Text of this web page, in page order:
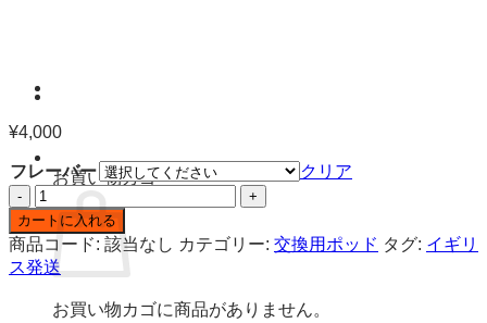
お買い物カゴ
お買い物カゴに商品がありません。
¥4,000
フレーバー
クリア
OXVA
Tasteflex
SL
12K
ニ
カートに入れる
商品コード: 該当なし カテゴリー: 交換用ポッド タグ: イギリ
ス発送